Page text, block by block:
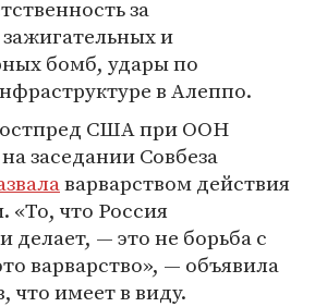
за
и
бомб, удары по
в Алеппо.
США при ООН
заседании Совбеза
варварством действия
«То, что Россия
делает, — это не борьба с
варварство», — объявила
что имеет в виду.